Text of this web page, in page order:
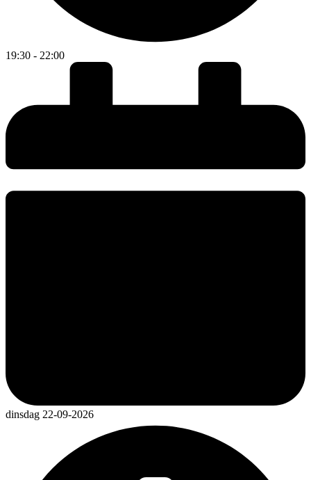
19:30 - 22:00
dinsdag 22-09-2026